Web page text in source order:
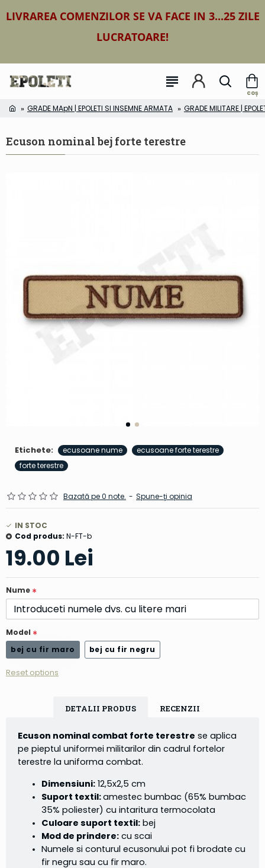
LIVRAREA COMENZILOR SE VA FACE IN 3...25 ZILE
LUCRATOARE!
GRADE MApN | EPOLETI SI INSEMNE ARMATA GRADE MILITARE |
Ecuson nominal bej forte terestre
Etichete: ecusoane nume
ecusoane forte terestre
forte terestre
Bazată pe 0 note. - Spune-ţi opinia
19.00 Lei
IN STOC
Cod produs: N-FT-b
Nume
Model
bej cu fir maro
bej cu fir negru
Reset options
DETALII PRODUS RECENZII
Ecuson nominal combat forte terestre se aplica
pe pieptul uniformei militarilor din cadrul fortelor
terestre la uniforma combat.
Dimensiuni: 12,5x2,5 cm
Suport textil:amestec bumbac (65% bumbac
35% poliester) cu intaritura termocolata
Culoare suport textil: bej
Mod de prindere: cu scai
Numele si conturul ecusonului pot fi brodate cu
fir negru sau cu fir maro.